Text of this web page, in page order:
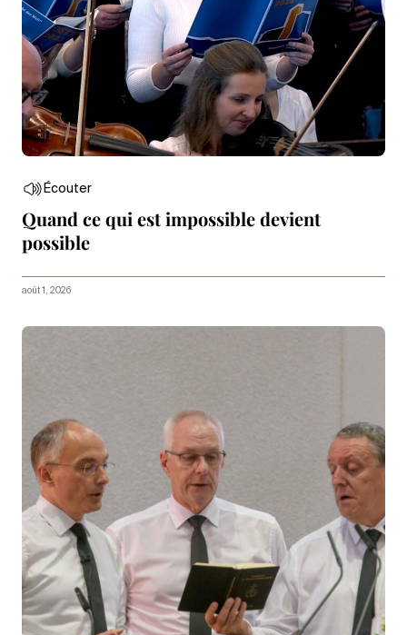
Écouter
Quand ce qui est impossible devient
possible
août 1, 2026